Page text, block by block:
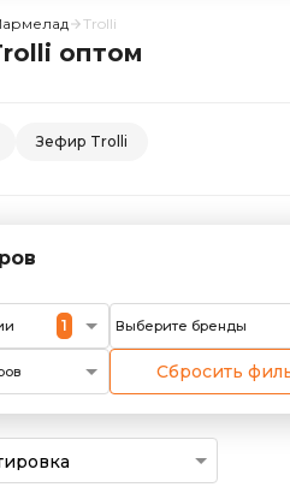
Trolli
оптом
Зефир Trolli
1 Выберите бренды
Сбросить